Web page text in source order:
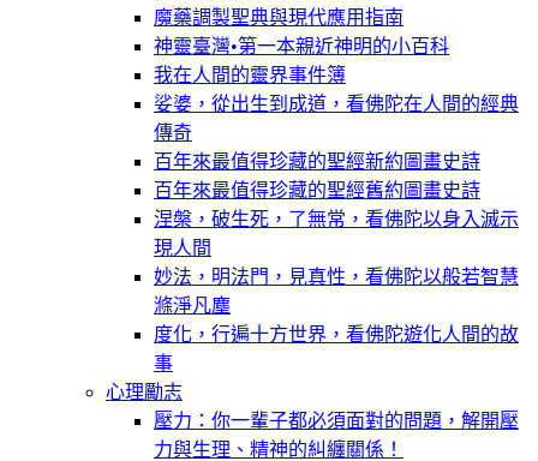
魔藥調製聖典與現代應用指南
神靈臺灣•第一本親近神明的小百科
我在人間的靈界事件簿
娑婆，從出生到成道，看佛陀在人間的經典
傳奇
百年來最值得珍藏的聖經新約圖畫史詩
百年來最值得珍藏的聖經舊約圖畫史詩
涅槃，破生死，了無常，看佛陀以身入滅示
現人間
妙法，明法門，見真性，看佛陀以般若智慧
滌淨凡塵
度化，行遍十方世界，看佛陀遊化人間的故
事
心理勵志
壓力：你一輩子都必須面對的問題，解開壓
力與生理、精神的糾纏關係！